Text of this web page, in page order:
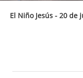
El Niño Jesús - 20 de